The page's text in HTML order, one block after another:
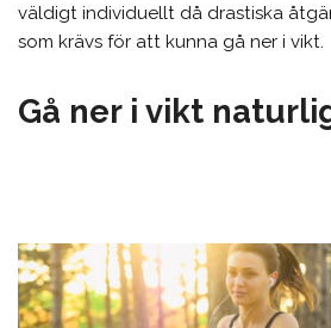
väldigt individuellt då drastiska
som krävs för att kunna gå ner i vikt.
Gå ner i vikt